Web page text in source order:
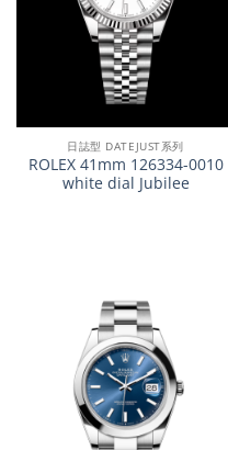
日誌型 DATEJUST系列
ROLEX 41mm 126334-0010
white dial Jubilee